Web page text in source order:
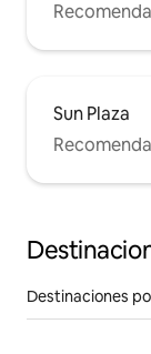
Sun Plaza
Destinaciones